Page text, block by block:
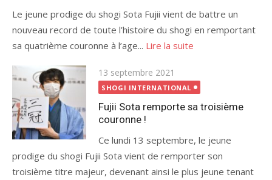
Le jeune prodige du shogi Sota Fujii vient de battre un
nouveau record de toute l’histoire du shogi en remportant
sa quatrième couronne à l’age... Lire la suite
Publié
le
13 septembre 2021
SHOGI INTERNATIONAL
Fujii Sota remporte sa troisième
couronne !
Ce lundi 13 septembre, le jeune
prodige du shogi Fujii Sota vient de remporter son
troisième titre majeur, devenant ainsi le plus jeune tenant